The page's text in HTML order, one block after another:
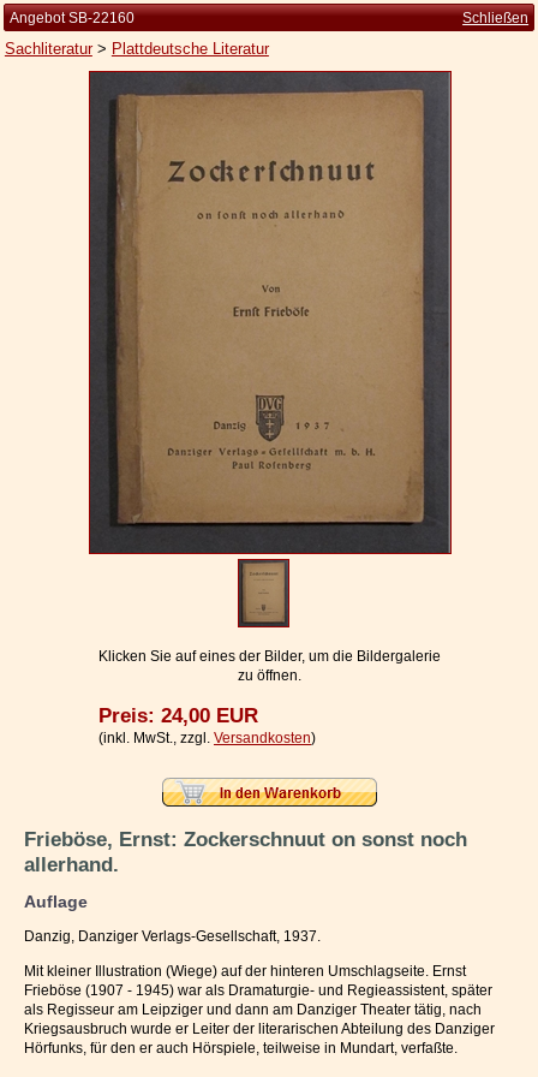
Kleine Kulturgeschichte
Zu den Angeboten
Geschäftsbedingungen
Datenschutzerklärung
Ihr Warenkorb
Angebot SB-22160 Schließen
Sachliteratur> Plattdeutsche Literatur
Klicken Sie auf eines der Bilder, um die Bildergalerie
zu öffnen.
Preis: 24,00 EUR
(inkl. MwSt., zzgl. Versandkosten)
Frieböse, Ernst: Zockerschnuut on sonst noch
allerhand.
Auflage
Danzig, Danziger Verlags-Gesellschaft, 1937.
Mit kleiner Illustration (Wiege) auf der hinteren Umschlagseite. Ernst
Frieböse (1907 - 1945) war als Dramaturgie- und Regieassistent, später
als Regisseur am Leipziger und dann am Danziger Theater tätig, nach
Kriegsausbruch wurde er Leiter der literarischen Abteilung des Danziger
Hörfunks, für den er auch Hörspiele, teilweise in Mundart, verfaßte.